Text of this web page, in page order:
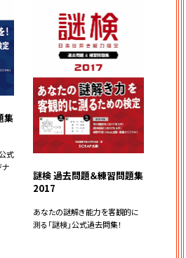
集
式
ナ
謎検 過去問題＆練習問題集
2017
あなたの謎解き能力を客観的に
測る「謎検」公式過去問集！